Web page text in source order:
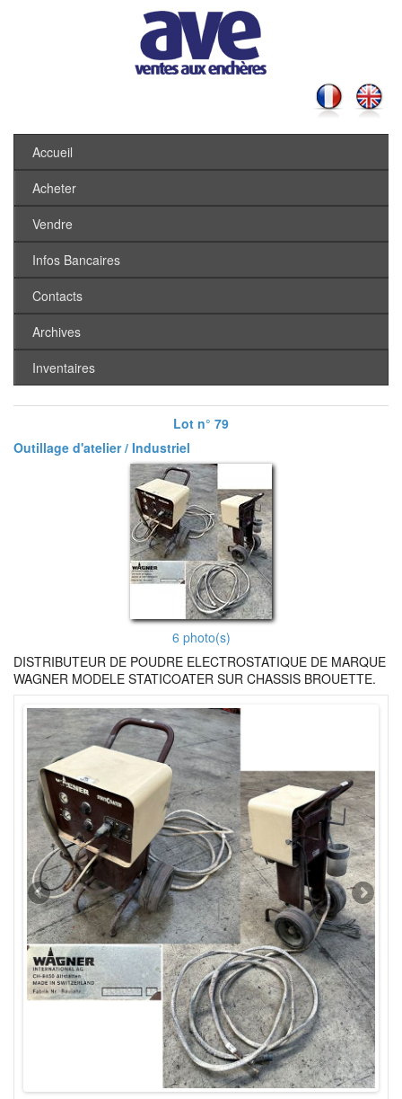
Accueil
Acheter
Vendre
Infos Bancaires
Contacts
Archives
Inventaires
Lot n° 79
Outillage d'atelier / Industriel
6 photo(s)
DISTRIBUTEUR DE POUDRE ELECTROSTATIQUE DE MARQUE
WAGNER MODELE STATICOATER SUR CHASSIS BROUETTE.